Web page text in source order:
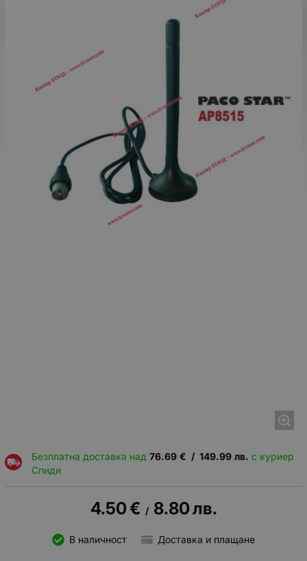
Безплатна доставка над 76.69 € / 149.99 лв. с куриер
Спиди
4.50€ / 8.80лв.
В наличност Доставка и плащане